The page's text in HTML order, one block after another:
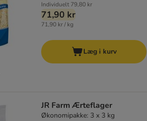
Individuelt 79,80 kr
71,90 kr
71,90 kr / kg
Læg i kurv
JR Farm Ærteflager
Økonomipakke: 3 x 3 kg